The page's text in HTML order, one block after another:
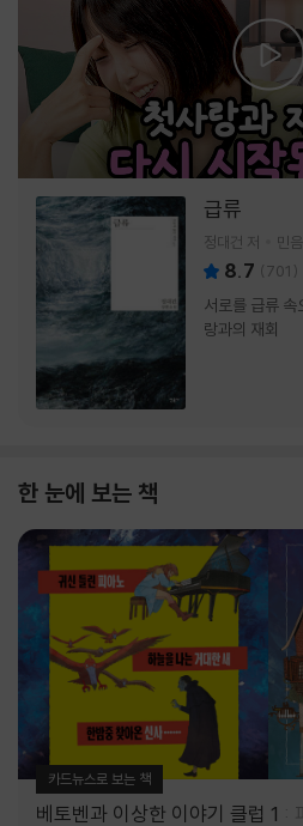
급류
정대건 저 민음
8.7 (701 )
서로를 급류
랑과의 재회
한 눈에 보는 책
카드뉴스로 보는 책
베토벤과 이상한 이야기 클럽 1